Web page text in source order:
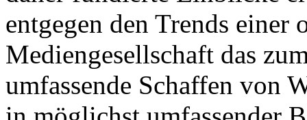
entgegen den Trends einer
Mediengesellschaft das
umfassende Schaffen von